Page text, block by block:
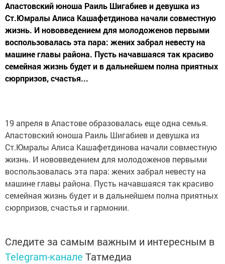
Апастовский юноша Раиль Шигабиев и девушка из
Ст.Юмралы Алиса Кашафетдинова начали совместную
жизнь. И нововведением для молодоженов первыми
воспользовалась эта пара: жених забрал невесту на
машине главы района. Пусть начавшаяся так красиво
семейная жизнь будет и в дальнейшем полна приятных
сюрпризов, счастья...
19 апреля в Апастове образовалась еще одна семья.
Апастовский юноша Раиль Шигабиев и девушка из
Ст.Юмралы Алиса Кашафетдинова начали совместную
жизнь. И нововведением для молодоженов первыми
воспользовалась эта пара: жених забрал невесту на
машине главы района. Пусть начавшаяся так красиво
семейная жизнь будет и в дальнейшем полна приятных
сюрпризов, счастья и гармонии.
Следите за самым важным и интересным в
Telegram-канале Татмедиа